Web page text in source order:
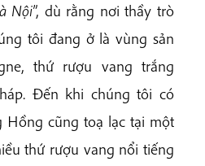
Nội”, dù rằng nơi thầy trò
tôi đang ở là vùng sản
thứ rượu vang trắng
Đến khi chúng tôi có
Hồng cũng toạ lạc tại một
thứ rượu vang nổi tiếng